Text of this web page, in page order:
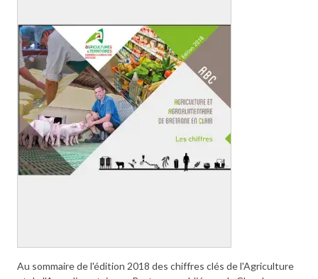
Au sommaire de l'édition 2018 des chiffres clés de l'Agriculture